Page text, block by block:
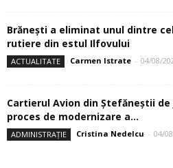
Brănești a eliminat unul dintre
rutiere din estul Ilfovului
ACTUALITATE Carmen Istrate - 04/08/
Cartierul Avion din Ştefăneştii
proces de modernizare a...
ADMINISTRAȚIE Cristina Nedelcu - 04/